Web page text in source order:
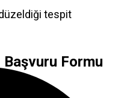
tespit
Başvuru Formu